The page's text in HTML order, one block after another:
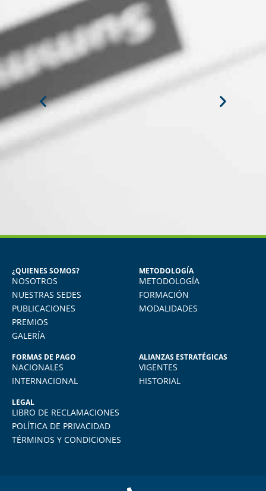
GÓNGORA
Vivo en Arequipa y llevé el diploma con
total comodidad desde mi casa. La
y muy amigable. La enseñanza virtual es
¿QUIENES SOMOS?
NOSOTROS
NUESTRAS SEDES
PUBLICACIONES
PREMIOS
GALERÍA
METODOLOGÍA
METODOLOGÍA
FORMACIÓN
MODALIDADES
FORMAS DE PAGO
NACIONALES
INTERNACIONAL
ALIANZAS ESTRATÉGICAS
VIGENTES
HISTORIAL
LEGAL
LIBRO DE RECLAMACIONES
POLÍTICA DE PRIVACIDAD
TÉRMINOS Y CONDICIONES